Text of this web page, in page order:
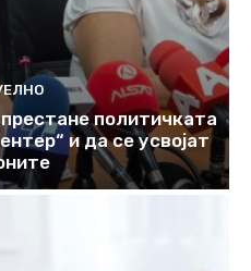
политичката
и да се усвојат